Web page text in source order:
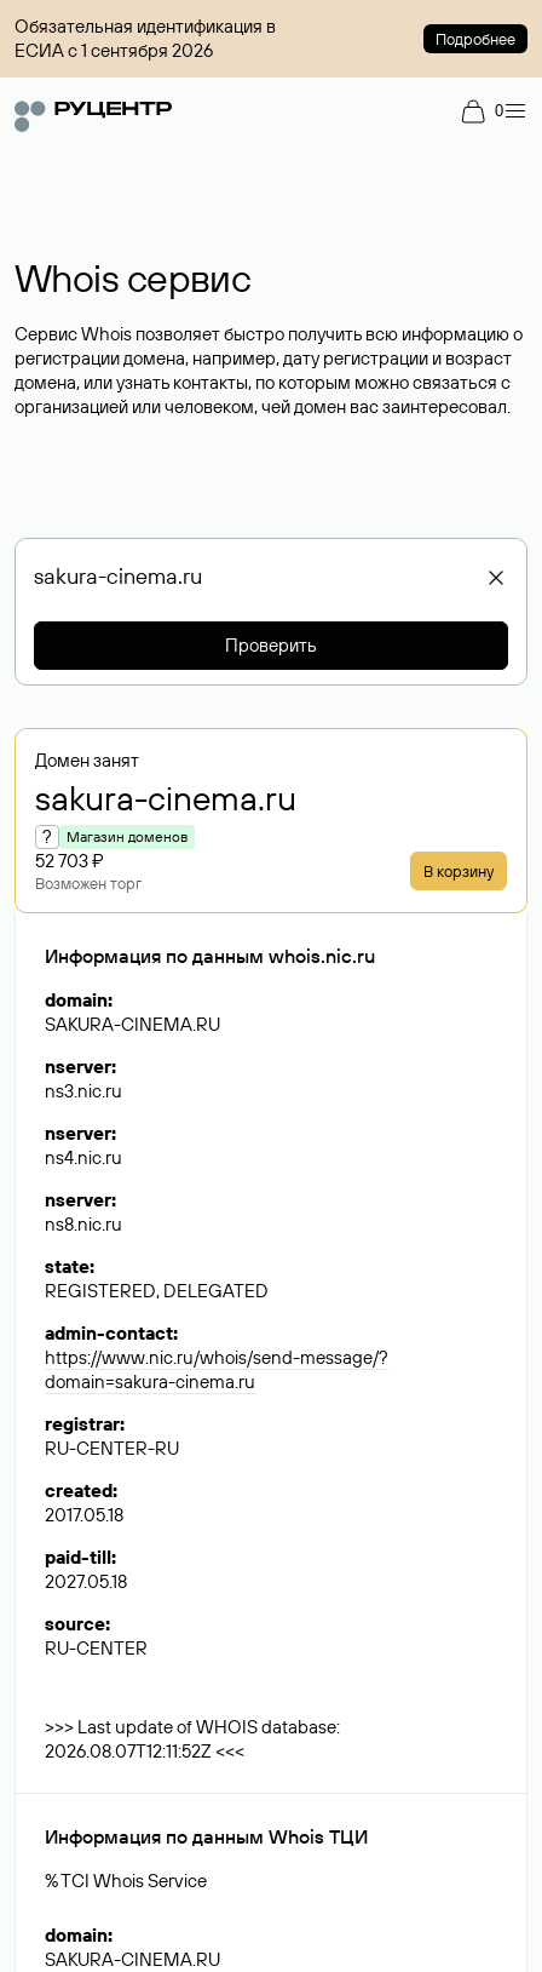
Обязательная идентификация в
ЕСИА с 1 сентября 2026
Подробнее
0
Whois сервис
Сервис Whois позволяет быстро получить всю информацию о
регистрации домена, например, дату регистрации и возраст
домена, или узнать контакты, по которым можно связаться с
организацией или человеком, чей домен вас заинтересовал.
Проверить
Домен занят
sakura-cinema.ru
? Магазин доменов
52 703 ₽
Возможен торг
В корзину
Информация по данным whois.nic.ru
domain:
SAKURA-CINEMA.RU
nserver:
ns3.nic.ru
nserver:
ns4.nic.ru
nserver:
ns8.nic.ru
state:
REGISTERED, DELEGATED
admin-contact:
https://www.nic.ru/whois/send-message/?
domain=sakura-cinema.ru
registrar:
RU-CENTER-RU
created:
2017.05.18
paid-till:
2027.05.18
source:
RU-CENTER
>>> Last update of WHOIS database:
2026.08.07T12:11:52Z <<<
Информация по данным Whois ТЦИ
% TCI Whois Service
domain:
SAKURA-CINEMA.RU